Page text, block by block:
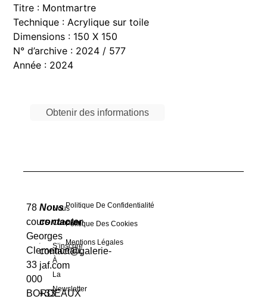
Titre : Montmartre
Technique : Acrylique sur toile
Dimensions : 150 X 150
N° d’archive : 2024 / 577
Année : 2024
Obtenir des informations
78
cours
Georges
Clemenceau,
33
000
BORDEAUX
Nous
contacter
contact@galerie-
jaf.com
+33
Nous
Contacter
S’inscrire
À
La
Newsletter
Politique De Confidentialité
Politique Des Cookies
Mentions Légales